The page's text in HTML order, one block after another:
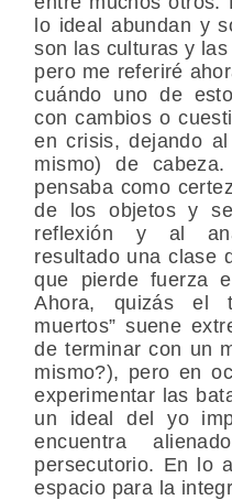
lo ideal abundan y
son las culturas y
pero me referiré
cuándo uno de
con cambios o
en crisis, dejando
mismo) de
pensaba como
de los objetos y
reflexión y al
resultado una clase
que pierde fuerza
Ahora, quizás el
muertos” suene
de terminar con un
mismo?), pero en
experimentar las
un ideal del yo
encuentra
persecutorio. En lo
espacio para la